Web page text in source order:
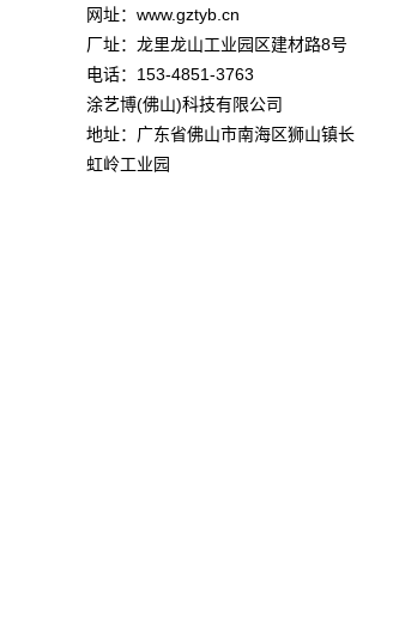
网址：www.gztyb.cn
厂址：龙里龙山工业园区建材路8号
电话：153-4851-3763
涂艺博(佛山)科技有限公司
地址：广东省佛山市南海区狮山镇长
虹岭工业园